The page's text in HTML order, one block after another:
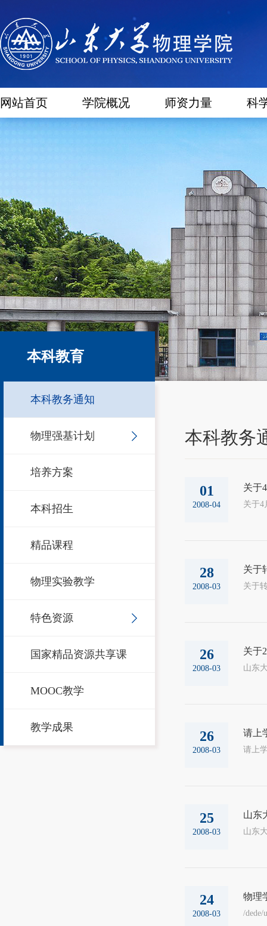
网站首页 学院概况 师资力量 科
本科教育
本科教务通知
物理强基计划
培养方案
本科招生
精品课程
物理实验教学
特色资源
国家精品资源共享课
MOOC教学
教学成果
本科教务
01
2008-04
关于
28
2008-03
关于
26
2008-03
关于
山东
26
2008-03
请上
25
2008-03
山东
24
2008-03
物理
/dede/